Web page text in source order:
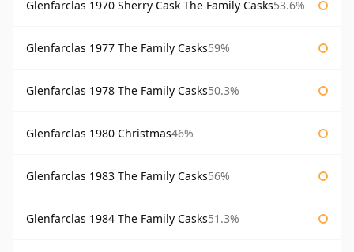
Glenfarclas 1970 Sherry Cask The Family Casks53.6%
Glenfarclas 1977 The Family Casks59%
Glenfarclas 1978 The Family Casks50.3%
Glenfarclas 1980 Christmas46%
Glenfarclas 1983 The Family Casks56%
Glenfarclas 1984 The Family Casks51.3%